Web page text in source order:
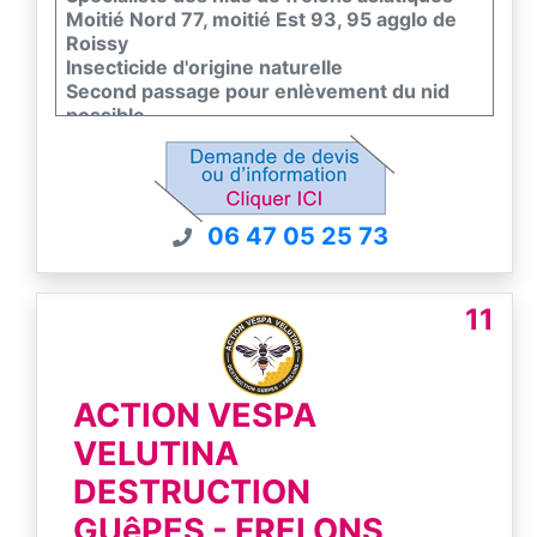
Moitié Nord 77, moitié Est 93, 95 agglo de
Roissy
Insecticide d'origine naturelle
Second passage pour enlèvement du nid
possible
Certibiocide et Charte de bonne pratique
FREDON Ile-de-France
Devis donné par téléphone
06 47 05 25 73
11
ACTION VESPA
VELUTINA
DESTRUCTION